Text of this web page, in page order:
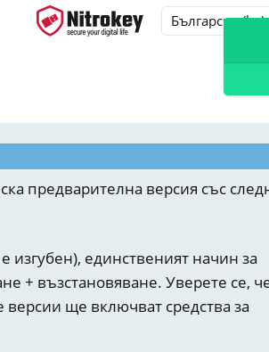
предварителна версия със
изгубен), единственият начин за
+ възстановяване. Уверете се,
ще включват средства за